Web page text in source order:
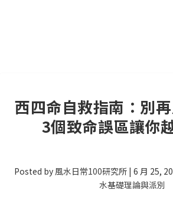
西四命自救指南：別再
3個致命誤區讓你
Posted by風水日常100研究所| 6 月 25,
水基礎理論與派別